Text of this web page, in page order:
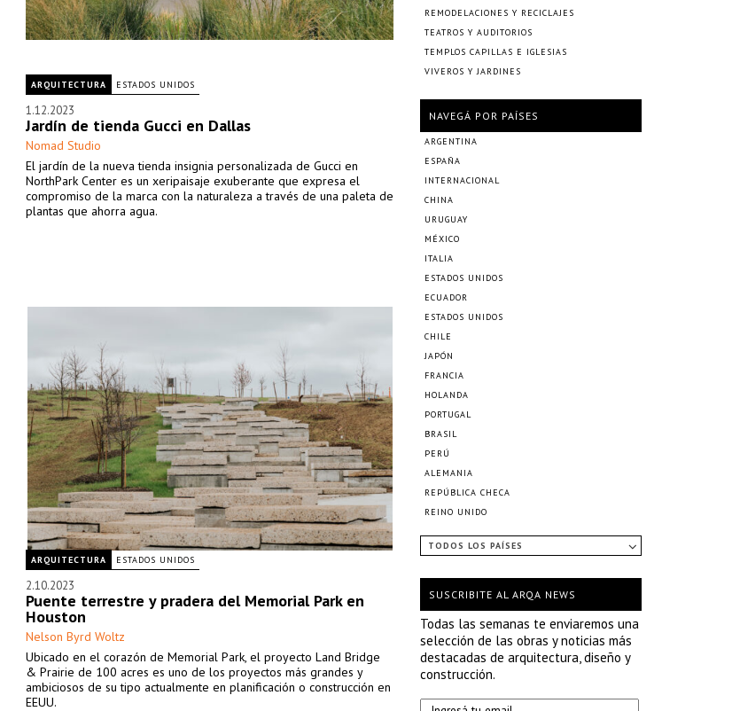
ARQUITECTURA ESTADOS UNIDOS
1.12.2023
Jardín de tienda Gucci en Dallas
Nomad Studio
El jardín de la nueva tienda insignia personalizada de Gucci en
NorthPark Center es un xeripaisaje exuberante que expresa el
compromiso de la marca con la naturaleza a través de una paleta de
plantas que ahorra agua.
ARQUITECTURA ESTADOS UNIDOS
2.10.2023
Puente terrestre y pradera del Memorial Park en
Houston
Nelson Byrd Woltz
Ubicado en el corazón de Memorial Park, el proyecto Land Bridge
& Prairie de 100 acres es uno de los proyectos más grandes y
ambiciosos de su tipo actualmente en planificación o construcción en
EEUU.
REMODELACIONES Y RECICLAJES
TEATROS Y AUDITORIOS
TEMPLOS CAPILLAS E IGLESIAS
VIVEROS Y JARDINES
NAVEGÁ POR PAÍSES
ARGENTINA
ESPAÑA
INTERNACIONAL
CHINA
URUGUAY
MÉXICO
ITALIA
ESTADOS UNIDOS
ECUADOR
ESTADOS UNIDOS
CHILE
JAPÓN
FRANCIA
HOLANDA
PORTUGAL
BRASIL
PERÚ
ALEMANIA
REPÚBLICA CHECA
REINO UNIDO
TODOS LOS PAÍSES
SUSCRIBITE AL ARQA NEWS
Todas las semanas te enviaremos una
selección de las obras y noticias más
destacadas de arquitectura, diseño y
construcción.